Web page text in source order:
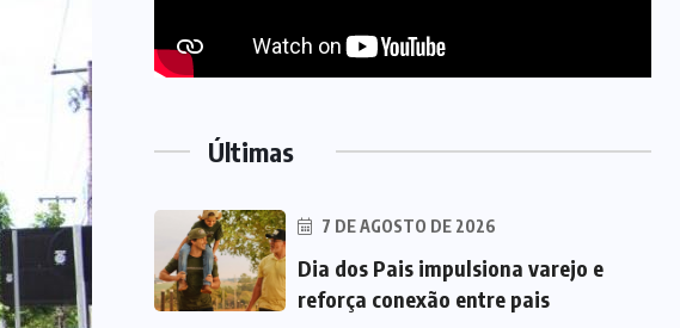
Últimas
7 DE AGOSTO DE 2026
Dia dos Pais impulsiona varejo e
reforça conexão entre pais